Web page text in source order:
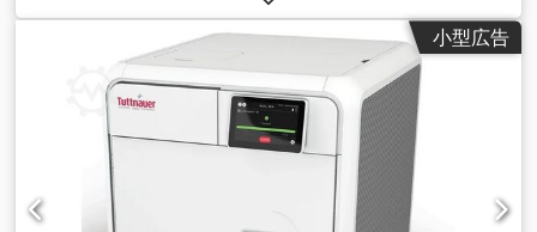
小型広告